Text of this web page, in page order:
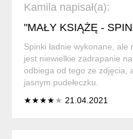
Kamila napisał(a):
"MAŁY KSIĄŻĘ -
Spinki ładnie wykonane,
jest niewielkie zadrapanie
odbiega od tego ze zdjęcia,
jasnym pudełeczku.
★★★★★ 21.04.2021